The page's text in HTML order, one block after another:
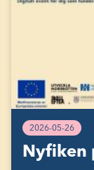
2026-05-26
Nyfiken